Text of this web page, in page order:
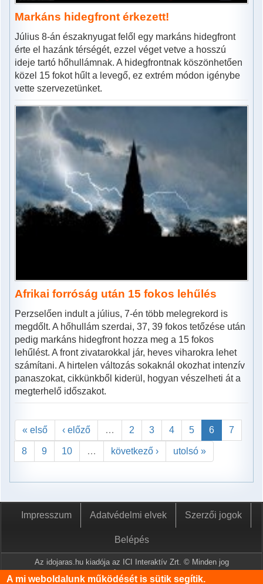
Markáns hidegfront érkezett!
Július 8-án északnyugat felől egy markáns hidegfront
érte el hazánk térségét, ezzel véget vetve a hosszú
ideje tartó hőhullámnak. A hidegfrontnak köszönhetően
közel 15 fokot hűlt a levegő, ez extrém módon igénybe
vette szervezetünket.
Afrikai forróság után 15 fokos lehűlés
Perzselően indult a július, 7-én több melegrekord is
megdőlt. A hőhullám szerdai, 37, 39 fokos tetőzése után
pedig markáns hidegfront hozza meg a 15 fokos
lehűlést. A front zivatarokkal jár, heves viharokra lehet
számítani. A hirtelen változás sokaknál okozhat intenzív
panaszokat, cikkünkből kiderül, hogyan vészelheti át a
megterhelő időszakot.
« első ‹ előző … 2 3 4 5 6 7
8 9 10 … következő › utolsó »
Impresszum Adatvédelmi elvek Szerzői jogok
Belépés
Az idojaras.hu kiadója az ICI Interaktív Zrt. © Minden jog
fenntartva.
A mi weboldalunk működését is sütik segítik.